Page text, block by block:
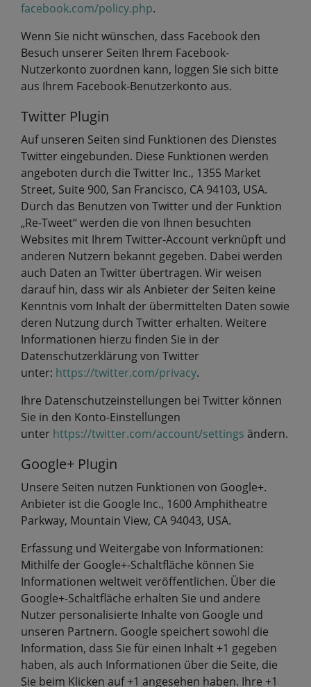
facebook.com/policy.php.
Wenn Sie nicht wünschen, dass Facebook den
Besuch unserer Seiten Ihrem Facebook-
Nutzerkonto zuordnen kann, loggen Sie sich bitte
aus Ihrem Facebook-Benutzerkonto aus.
Twitter Plugin
Auf unseren Seiten sind Funktionen des Dienstes
Twitter eingebunden. Diese Funktionen werden
angeboten durch die Twitter Inc., 1355 Market
Street, Suite 900, San Francisco, CA 94103, USA.
Durch das Benutzen von Twitter und der Funktion
„Re-Tweet“ werden die von Ihnen besuchten
Websites mit Ihrem Twitter-Account verknüpft und
anderen Nutzern bekannt gegeben. Dabei werden
auch Daten an Twitter übertragen. Wir weisen
darauf hin, dass wir als Anbieter der Seiten keine
Kenntnis vom Inhalt der übermittelten Daten sowie
deren Nutzung durch Twitter erhalten. Weitere
Informationen hierzu finden Sie in der
Datenschutzerklärung von Twitter
unter: https://twitter.com/privacy.
Ihre Datenschutzeinstellungen bei Twitter können
Sie in den Konto-Einstellungen
unter https://twitter.com/account/settings ändern.
Google+ Plugin
Unsere Seiten nutzen Funktionen von Google+.
Anbieter ist die Google Inc., 1600 Amphitheatre
Parkway, Mountain View, CA 94043, USA.
Erfassung und Weitergabe von Informationen:
Mithilfe der Google+-Schaltfläche können Sie
Informationen weltweit veröffentlichen. Über die
Google+-Schaltfläche erhalten Sie und andere
Nutzer personalisierte Inhalte von Google und
unseren Partnern. Google speichert sowohl die
Information, dass Sie für einen Inhalt +1 gegeben
haben, als auch Informationen über die Seite, die
Sie beim Klicken auf +1 angesehen haben. Ihre +1